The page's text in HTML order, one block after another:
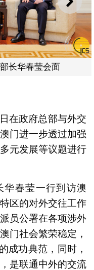
下一
行政长官岑浩辉与
在政府总部与外交
门进一步透过加强
元发展等议题进行
华春莹一行到访澳
区的对外交往工作
员公署在各项涉外
门社会繁荣稳定，
成功典范，同时，
是联通中外的交流